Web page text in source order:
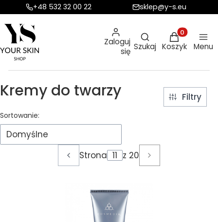
+48 532 32 00 22 sklep@y-s.eu
Zaloguj
się
Otwórz
Szukaj
Produkty w
Koszyk Menu
Kremy do twarzy Filtry
Lista produktów
Sortowanie:
Domyślne
Poprzednie produkty
Strona z 20 Następne